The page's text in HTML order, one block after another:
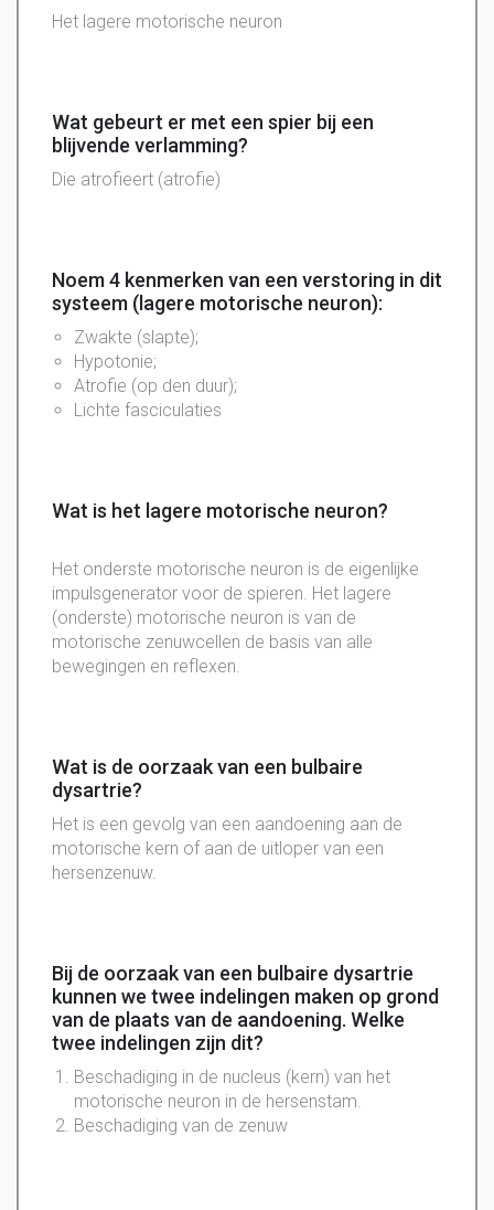
Het lagere motorische neuron
Wat gebeurt er met een spier bij een
blijvende verlamming?
Die atrofieert (atrofie)
Noem 4 kenmerken van een verstoring in dit
systeem (lagere motorische neuron):
Zwakte (slapte);
Hypotonie;
Atrofie (op den duur);
Lichte fasciculaties
Wat is het lagere motorische neuron?
Het onderste motorische neuron is de eigenlijke
impulsgenerator voor de spieren. Het lagere
(onderste) motorische neuron is van de
motorische zenuwcellen de basis van alle
bewegingen en reflexen.
Wat is de oorzaak van een bulbaire
dysartrie?
Het is een gevolg van een aandoening aan de
motorische kern of aan de uitloper van een
hersenzenuw.
Bij de oorzaak van een bulbaire dysartrie
kunnen we twee indelingen maken op grond
van de plaats van de aandoening. Welke
twee indelingen zijn dit?
Beschadiging in de nucleus (kern) van het
motorische neuron in de hersenstam.
Beschadiging van de zenuw